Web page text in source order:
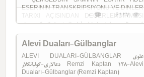
ESERININ TRANSKRIPSIYONU VE DINLER
TARIXI AÇISINDAN DEĞERLENDIRMESI
شمس الدین سامینین اساطیر آدلی اثرینین تیرانسکریپسیونو
و دینلر تاریخی آچیسیندان ده غرلندیرمه سی Ali ...
6127
0
Alevi Duaları-Gülbanglar
ALEVI DUALARI-GÜLBANGLAR علوی
دعا‌لاری-گولبانگلار Remzi Kaptan 128-Alevi
Duaları-Gülbanglar (Remzi Kaptan)